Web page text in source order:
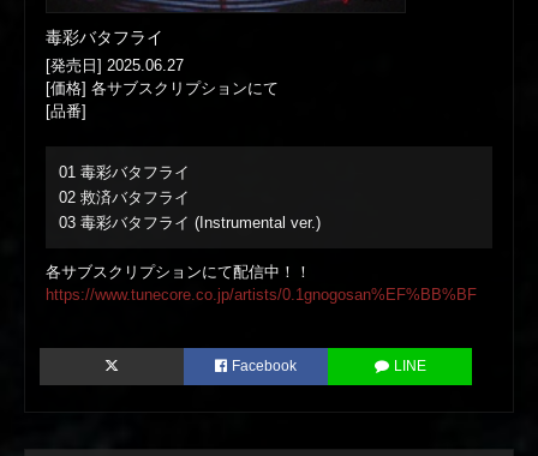
毒彩バタフライ
[発売日] 2025.06.27
[価格] 各サブスクリプションにて
[品番]
01 毒彩バタフライ
02 救済バタフライ
03 毒彩バタフライ (Instrumental ver.)
各サブスクリプションにて配信中！！
https://www.tunecore.co.jp/artists/0.1gnogosan%EF%BB%BF
Facebook LINE